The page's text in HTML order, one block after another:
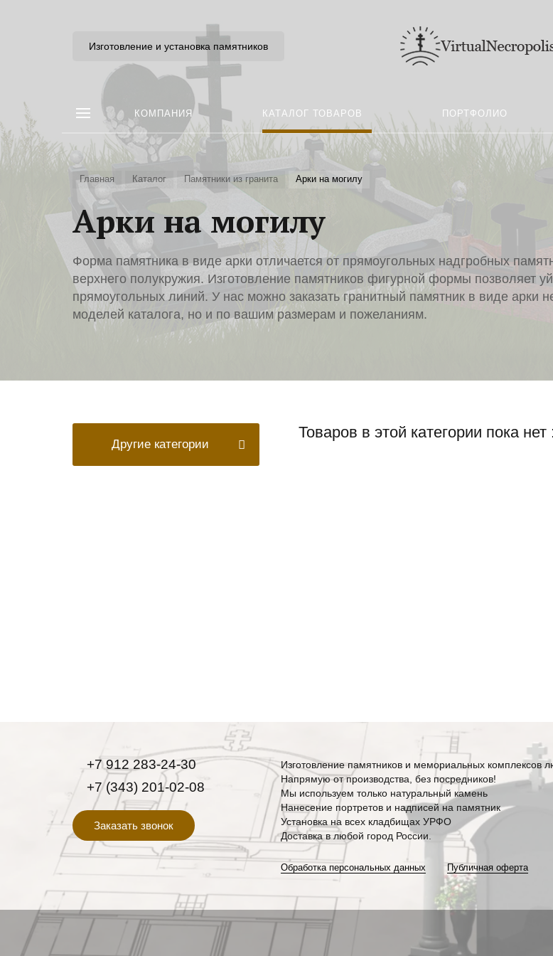
Изготовление и установка памятников
КОМПАНИЯ КАТАЛОГ ТОВАРОВ ПОРТФОЛИО
Главная Каталог Памятники из гранита Арки на могилу
Арки на могилу
Форма памятника в виде арки отличается от прямоугольных надгробных
верхнего полукружия. Изготовление памятников фигурной формы позволяет
прямоугольных линий. У нас можно заказать гранитный памятник в виде арки
моделей каталога, но и по вашим размерам и пожеланиям.
Другие категории
Товаров в этой категории пока нет
+7 912 283-24-30
+7 (343) 201-02-08
Заказать звонок
Изготовление памятников и мемориальных комплексов
Напрямую от производства, без посредников!
Мы используем только натуральный камень
Нанесение портретов и надписей на памятник
Установка на всех кладбищах УРФО
Доставка в любой город России.
Обработка персональных данных Публичная оферта